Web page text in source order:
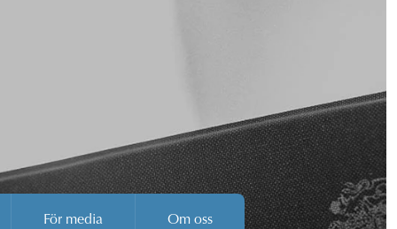
För media Om oss